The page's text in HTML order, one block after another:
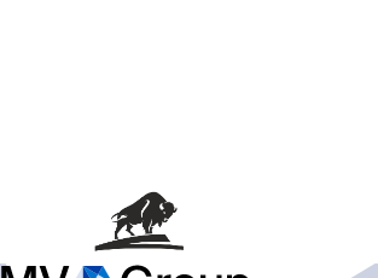
szukających wódki o autentycznym smaku
i lokalnym rodowodzie.